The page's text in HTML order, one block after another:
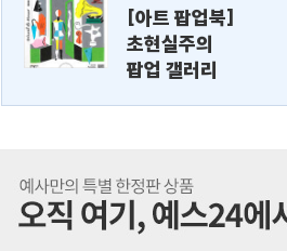
[아트 팝업북]
초현실주의
팝업 갤러리